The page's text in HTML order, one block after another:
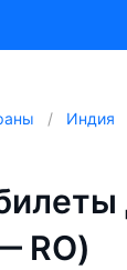
Индия
RO)